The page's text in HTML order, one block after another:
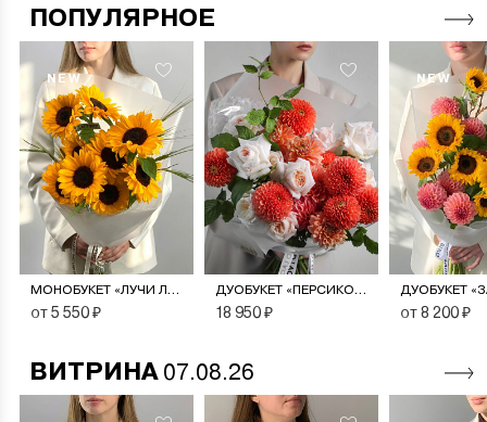
ПОПУЛЯРНОЕ
NEW
МОНОБУКЕТ «ЛУЧИ ЛЕТА»
от 5 550 ₽
ДУОБУКЕТ «ПЕРСИКОВЫЙ СОРБЕТ»
18 950 ₽
NEW
от 8 200 ₽
ВИТРИНА 07.08.26